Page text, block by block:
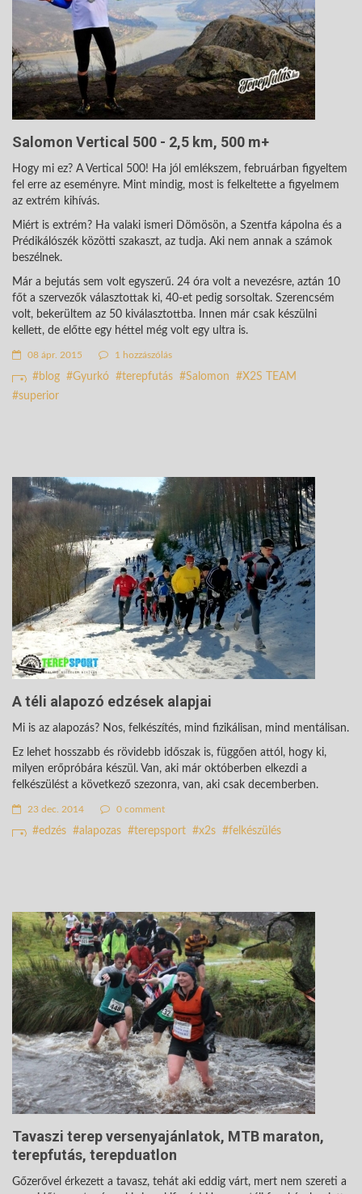
Salomon Vertical 500 - 2,5 km, 500 m+
Hogy mi ez? A Vertical 500! Ha jól emlékszem, februárban figyeltem
fel erre az eseményre. Mint mindig, most is felkeltette a figyelmem
az extrém kihívás.
Miért is extrém? Ha valaki ismeri Dömösön, a Szentfa kápolna és a
Prédikálószék közötti szakaszt, az tudja. Aki nem annak a számok
beszélnek.
Már a bejutás sem volt egyszerű. 24 óra volt a nevezésre, aztán 10
főt a szervezők választottak ki, 40-et pedig sorsoltak. Szerencsém
volt, bekerültem az 50 kiválasztottba. Innen már csak készülni
kellett, de előtte egy héttel még volt egy ultra is.
08 ápr. 2015 1 hozzászólás
blog Gyurkó terepfutás Salomon
X2S TEAM
superior
A téli alapozó edzések alapjai
Mi is az alapozás? Nos, felkészítés, mind fizikálisan, mind mentálisan.
Ez lehet hosszabb és rövidebb időszak is, függően attól, hogy ki,
milyen erőpróbára készül. Van, aki már októberben elkezdi a
felkészülést a következő szezonra, van, aki csak decemberben.
23 dec. 2014 0 comment
edzés alapozas terepsport x2s felkészülés
Tavaszi terep versenyajánlatok, MTB maraton,
terepfutás, terepduatlon
Gőzerővel érkezett a tavasz, tehát aki eddig várt, mert nem szereti a